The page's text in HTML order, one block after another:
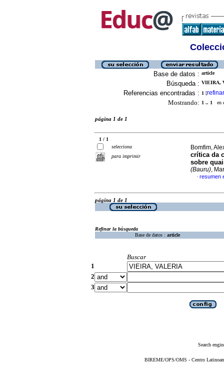
Base de datos : article
Búsqueda : VIEIRA,
Referencias encontradas : 1 [refinar
Mostrando: 1 .. 1 en
página 1 de 1
1 / 1
selecciona
para imprimir
Bomfim,
crítica da
sobre
(Bauru),
· resumen
página 1 de 1
Refinar la búsqueda
Base de datos : article
Buscar
1
2
3
Search
BIREME/OPS/OMS - Centro